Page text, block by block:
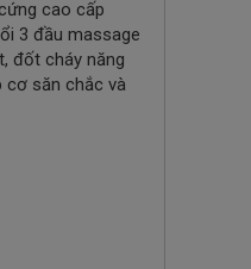
cao cấp
3 đầu massage
đốt cháy năng
cơ săn chắc và